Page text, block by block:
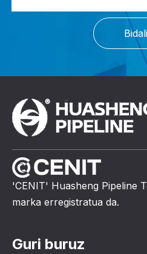
Bidali
'CENIT' Huasheng Pipeline
marka erregistratua da.
Guri buruz